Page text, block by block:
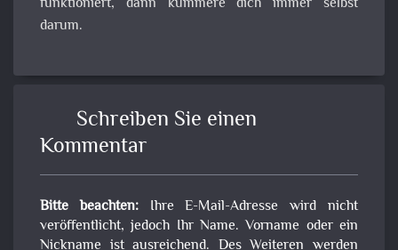
darum.
Schreiben Sie einen
Kommentar
Bitte beachten:Ihre E-Mail-Adresse wird nicht
veröffentlicht, jedoch Ihr Name. Vorname oder ein